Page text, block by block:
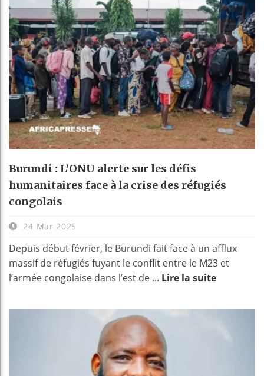
Burundi : L’ONU alerte sur les défis
humanitaires face à la crise des réfugiés
congolais
24 Mar 2025
Depuis début février, le Burundi fait face à un afflux
massif de réfugiés fuyant le conflit entre le M23 et
l’armée congolaise dans l’est de ... Lire la suite